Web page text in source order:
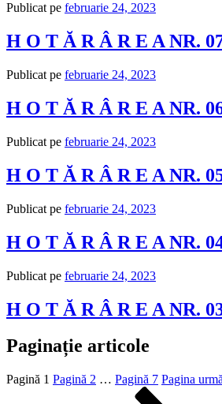
Publicat pe februarie 24, 2023
H O T Ă R Â R E A NR.
Publicat pe februarie 24, 2023
H O T Ă R Â R E A NR.
Publicat pe februarie 24, 2023
H O T Ă R Â R E A NR.
Publicat pe februarie 24, 2023
H O T Ă R Â R E A NR.
Publicat pe februarie 24, 2023
H O T Ă R Â R E A NR.
Paginație articole
Pagină 1 Pagină 2 … Pagină 7 Pagina